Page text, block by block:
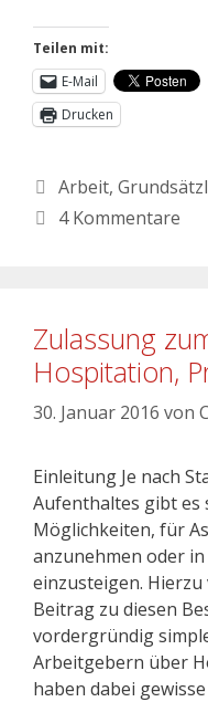
Teilen mit:
E-Mail
Drucken
Arbeit,
4 Kommentare
Zulassung
Hospitation,
30. Januar 2016 von
Einleitung Je nach
Aufenthaltes gibt es
Möglichkeiten, für
anzunehmen oder
einzusteigen.
Beitrag zu diesen
vordergründig
Arbeitgebern über
haben dabei